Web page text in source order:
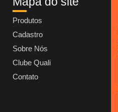
Produtos
Cadastro
Sobre Nós
Clube Quali
Contato